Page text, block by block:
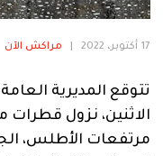
17 أكتوبر، 2022 مراكش الآن
تتوقع المديرية
الاثنين، نزول
مرتفعات الأطلس،